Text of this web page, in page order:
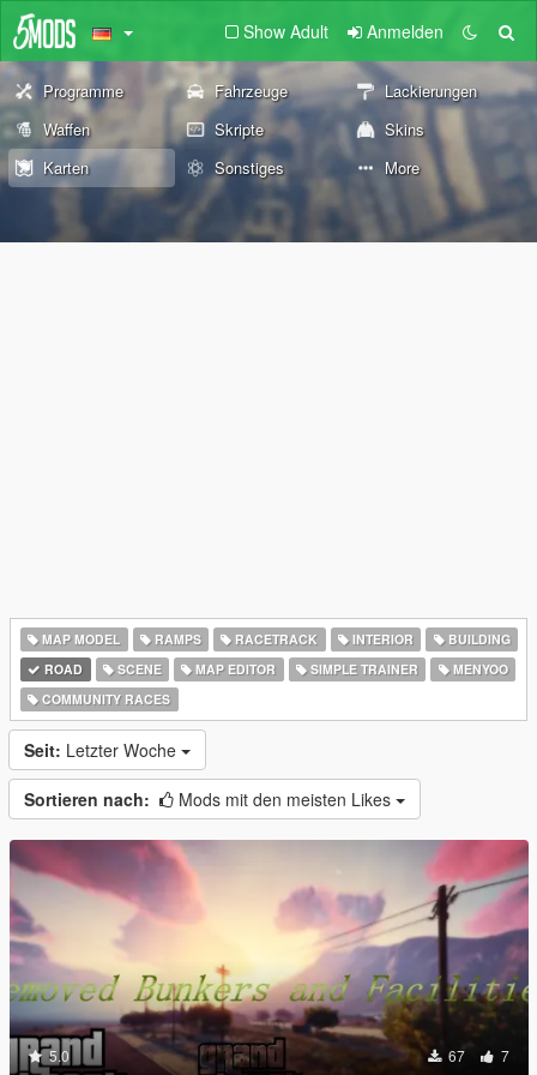
Show Adult Anmelden
Programme Fahrzeuge
Lackierungen
Waffen
Skripte
Skins
Karten
Sonstiges More
MAP MODEL RAMPS RACETRACK INTERIOR
BUILDING
ROAD
SCENE MAP EDITOR SIMPLE TRAINER
MENYOO
COMMUNITY RACES
Seit: Letzter Woche
Sortieren nach: Mods mit den meisten Likes
5.0 67 7